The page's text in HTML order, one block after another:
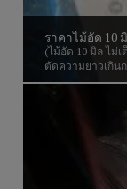
ราคาไม้อัด 10
(ไม้อัด 10 มิล ไม่
ตัดความยาวเกิน